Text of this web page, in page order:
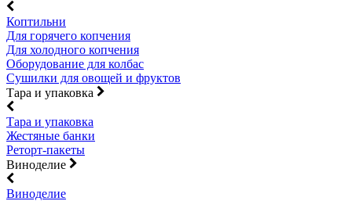
Коптильни
Для горячего копчения
Для холодного копчения
Оборудование для колбас
Сушилки для овощей и фруктов
Тара и упаковка
Тара и упаковка
Жестяные банки
Реторт-пакеты
Виноделие
Виноделие